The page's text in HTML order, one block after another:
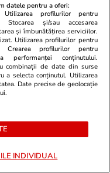
01 aug.
datele pentru a oferi:
Utilizarea profilurilor pentru
Stocarea și/sau accesarea
și îmbunătățirea serviciilor.
Utilizarea profilurilor pentru
Crearea profilurilor pentru
performanței conținutului.
combinații de date din surse
a selecta conținutul. Utilizarea
Date precise de geolocație
INDIVIDUAL